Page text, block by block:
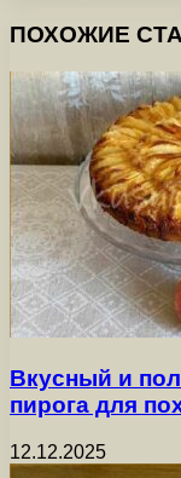
ПОХОЖИЕ
Вкусный и
пирога для
12.12.2025